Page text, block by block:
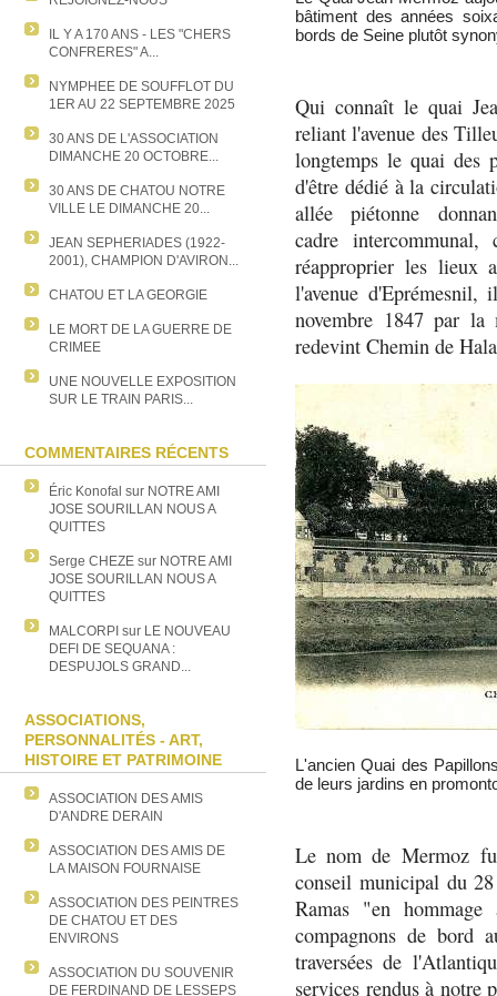
IL Y A 170 ANS - LES "CHERS
CONFRERES" A...
NYMPHEE DE SOUFFLOT DU
1ER AU 22 SEPTEMBRE 2025
30 ANS DE L'ASSOCIATION
DIMANCHE 20 OCTOBRE...
30 ANS DE CHATOU NOTRE
VILLE LE DIMANCHE 20...
JEAN SEPHERIADES (1922-
2001), CHAMPION D'AVIRON...
CHATOU ET LA GEORGIE
LE MORT DE LA GUERRE DE
CRIMEE
UNE NOUVELLE EXPOSITION
SUR LE TRAIN PARIS...
COMMENTAIRES RÉCENTS
Éric Konofal sur NOTRE AMI
JOSE SOURILLAN NOUS A
QUITTES
Serge CHEZE sur NOTRE AMI
JOSE SOURILLAN NOUS A
QUITTES
MALCORPI sur LE NOUVEAU
DEFI DE SEQUANA :
DESPUJOLS GRAND...
ASSOCIATIONS,
PERSONNALITÉS - ART,
HISTOIRE ET PATRIMOINE
ASSOCIATION DES AMIS
D'ANDRE DERAIN
ASSOCIATION DES AMIS DE
LA MAISON FOURNAISE
ASSOCIATION DES PEINTRES
DE CHATOU ET DES
ENVIRONS
ASSOCIATION DU SOUVENIR
DE FERDINAND DE LESSEPS
bâtiment des années
bords de Seine plutôt
Qui connaît le quai
reliant l'avenue des
longtemps le quai des
d'être dédié à la
allée piétonne
cadre
réapproprier les lieux
l'avenue
novembre 1847 par
redevint Chemin de
L'ancien Quai des
de leurs jardins en
Le nom de Mermoz
conseil municipal du
Ramas "en
compagnons de bord
traversées de
services rendus à notre